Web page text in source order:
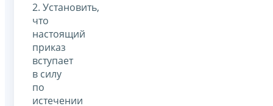
2. Установить,
что
настоящий
приказ
вступает
в силу
по
истечении